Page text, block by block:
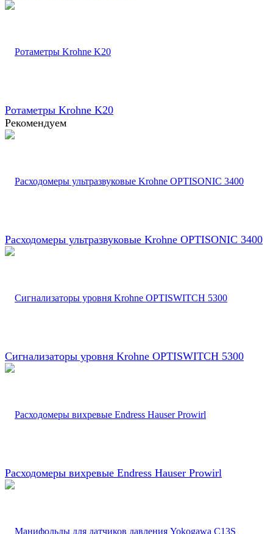
Ротаметры Krohne K20
Рекомендуем
Расходомеры ультразвуковые Krohne OPTISONIC 3400
Сигнализаторы уровня Krohne OPTISWITCH 5300
Расходомеры вихревые Endress Hauser Prowirl